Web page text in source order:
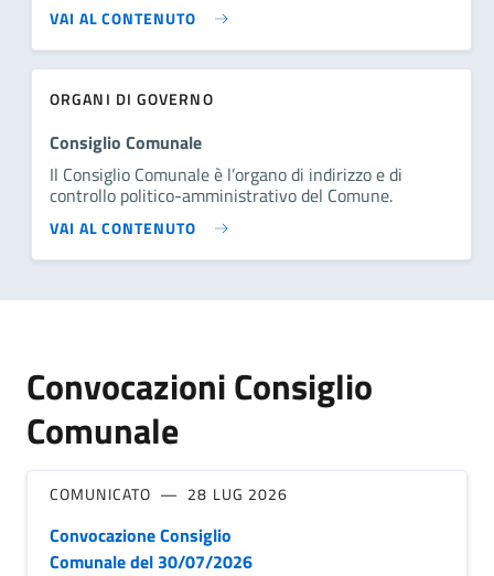
VAI AL CONTENUTO
ORGANI DI GOVERNO
Consiglio Comunale
Il Consiglio Comunale è l’organo di indirizzo e di
controllo politico-amministrativo del Comune.
VAI AL CONTENUTO
Convocazioni Consiglio
Comunale
COMUNICATO 28 LUG 2026
Convocazione Consiglio
Comunale del 30/07/2026